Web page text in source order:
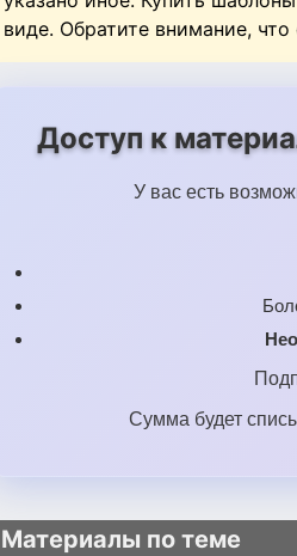
виде. Обратите внимание,
Доступ к
У вас есть
Сумма будет
Материалы по теме